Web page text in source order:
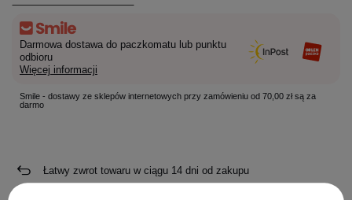
Darmowa dostawa do paczkomatu lub punktu
odbioru
Więcej informacji
Smile - dostawy ze sklepów internetowych przy zamówieniu od 70,00 zł są za
darmo
Łatwy zwrot towaru w ciągu 14 dni od zakupu